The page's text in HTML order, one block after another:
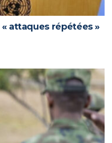
attaques répétées »